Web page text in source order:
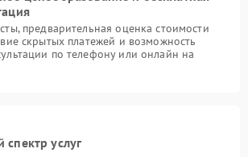
предварительная оценка стоимости
скрытых платежей и возможность
по телефону или онлайн на
услуг